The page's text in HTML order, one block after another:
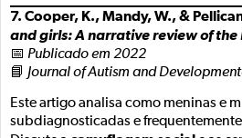
7. Cooper, K., Mandy, W., &
and girls: A narrative review of
📅 Publicado em 2022
📘 Journal of Autism and
Este artigo analisa como meninas e
subdiagnosticadas e